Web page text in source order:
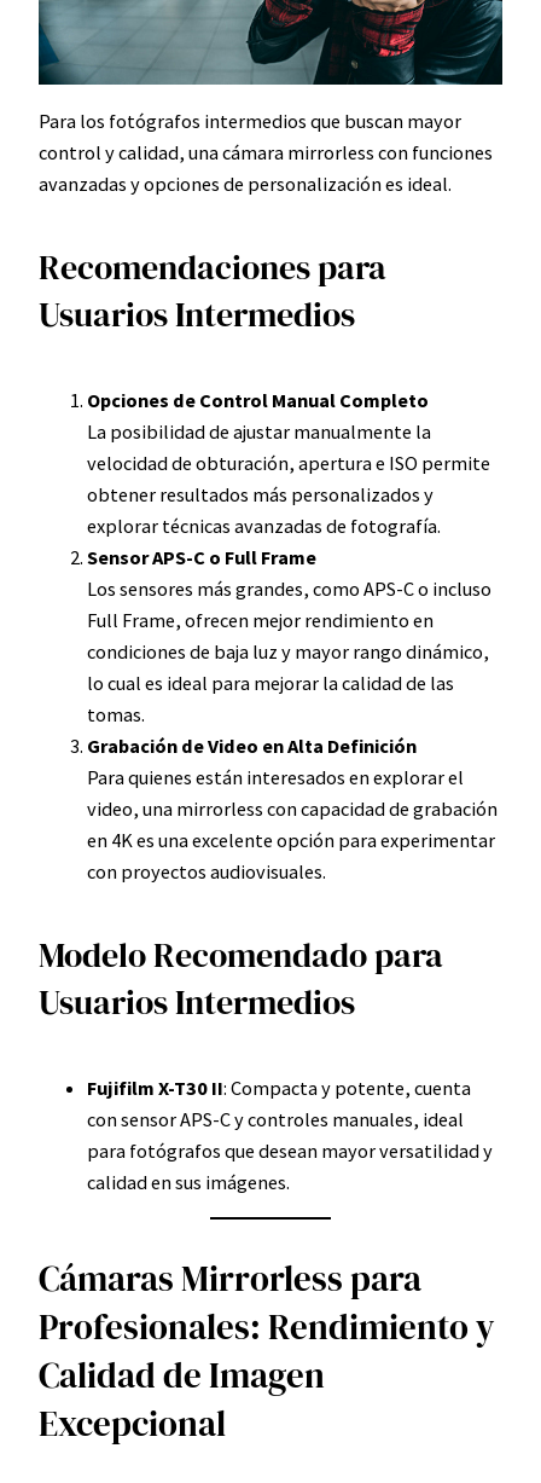
Para los fotógrafos intermedios que buscan mayor
control y calidad, una cámara mirrorless con funciones
avanzadas y opciones de personalización es ideal.
Recomendaciones para
Usuarios Intermedios
Opciones de Control Manual Completo
La posibilidad de ajustar manualmente la
velocidad de obturación, apertura e ISO permite
obtener resultados más personalizados y
explorar técnicas avanzadas de fotografía.
Sensor APS-C o Full Frame
Los sensores más grandes, como APS-C o incluso
Full Frame, ofrecen mejor rendimiento en
condiciones de baja luz y mayor rango dinámico,
lo cual es ideal para mejorar la calidad de las
tomas.
Grabación de Video en Alta Definición
Para quienes están interesados en explorar el
video, una mirrorless con capacidad de grabación
en 4K es una excelente opción para experimentar
con proyectos audiovisuales.
Modelo Recomendado para
Usuarios Intermedios
Fujifilm X-T30 II: Compacta y potente, cuenta
con sensor APS-C y controles manuales, ideal
para fotógrafos que desean mayor versatilidad y
calidad en sus imágenes.
Cámaras Mirrorless para
Profesionales: Rendimiento y
Calidad de Imagen
Excepcional